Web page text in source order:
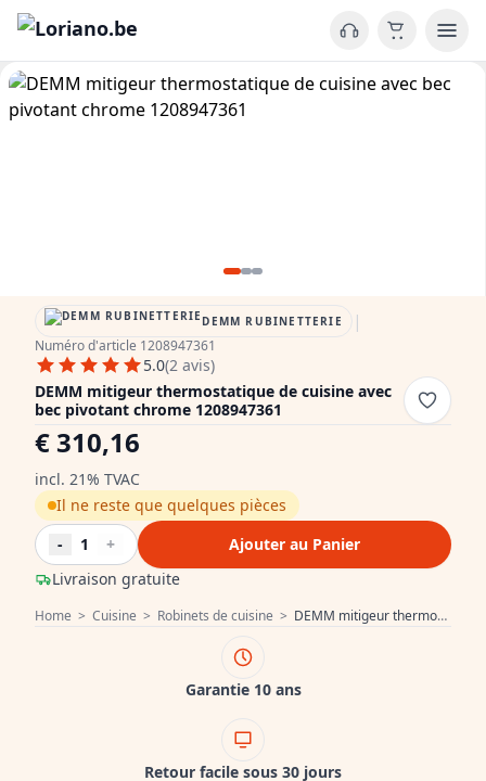
Home > Cuisine > Robinets de cuisine > DEMM mitigeur thermostatique de cuisine avec bec pivotant chrome 1208947361
DEMM RUBINETTERIE |
Numéro d'article 1208947361
5.0(2 avis)
DEMM mitigeur thermostatique de cuisine avec
bec pivotant chrome 1208947361
€ 310,16
incl. 21% TVAC
Livraison gratuite
Il ne reste que quelques pièces
-
1 + Ajouter au Panier
Garantie 10 ans
Retour facile sous 30 jours